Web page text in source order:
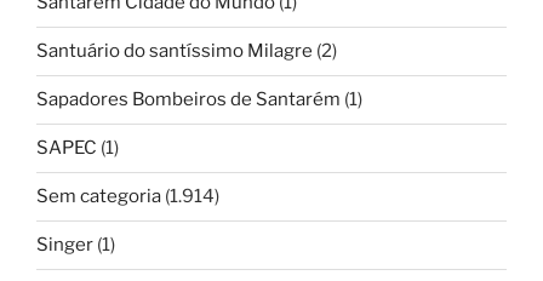
Santuário do santíssimo Milagre (2)
Sapadores Bombeiros de Santarém (1)
SAPEC (1)
Sem categoria (1.914)
Singer (1)